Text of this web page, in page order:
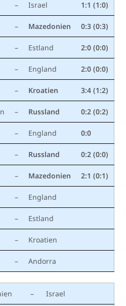
– Israel 1:1 (1:0)
– Mazedonien 0:3 (0:3)
– Estland 2:0 (0:0)
– England 2:0 (0:0)
– Kroatien 3:4 (1:2)
– Russland 0:2 (0:2)
– England 0:0
– Russland 0:2 (0:0)
– Mazedonien 2:1 (0:1)
– England
– Estland
– Kroatien
– Andorra
– Israel